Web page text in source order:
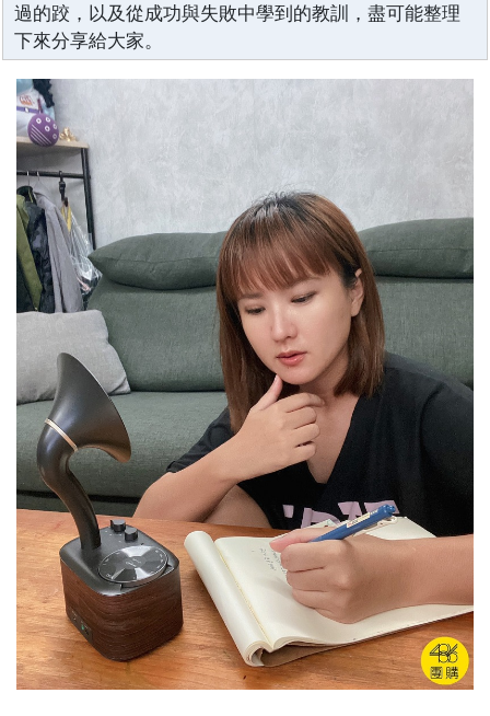
過的跤，以及從成功與失敗中學到的教訓，盡可能整理
下來分享給大家。